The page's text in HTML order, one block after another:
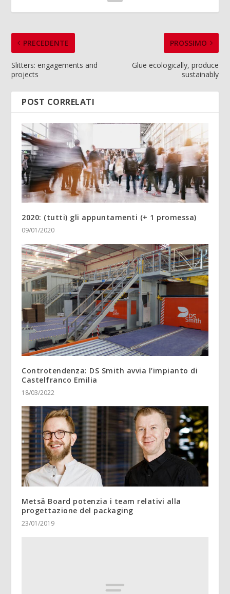
PRECEDENTE
Slitters: engagements and
projects
PROSSIMO
Glue ecologically, produce
sustainably
POST CORRELATI
2020: (tutti) gli appuntamenti (+ 1 promessa)
09/01/2020
Controtendenza: DS Smith avvia l’impianto di
Castelfranco Emilia
18/03/2022
Metsä Board potenzia i team relativi alla
progettazione del packaging
23/01/2019